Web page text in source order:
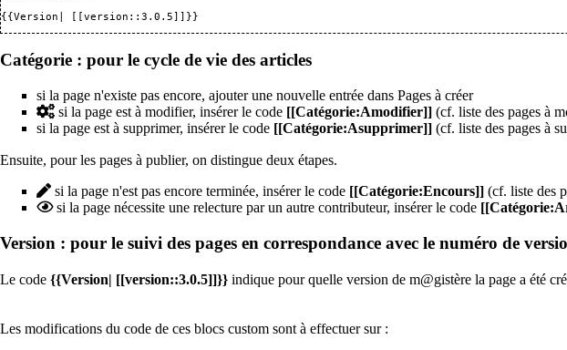
{{Version| [[version::3.0.5]]}}
Catégorie : pour le cycle de vie des articles
si la page n'existe pas encore, ajouter une nouvelle entrée dans Pages à créer
si la page est à modifier, insérer le code [[Catégorie:Amodifier]] (cf. liste des pages à
si la page est à supprimer, insérer le code [[Catégorie:Asupprimer]] (cf. liste des pages à
Ensuite, pour les pages à publier, on distingue deux étapes.
si la page n'est pas encore terminée, insérer le code [[Catégorie:Encours]] (cf. liste des
si la page nécessite une relecture par un autre contributeur, insérer le code
Version : pour le suivi des pages en correspondance avec le numéro de
Le code {{Version| [[version::3.0.5]]}} indique pour quelle version de m@gistère la page a été
Les modifications du code de ces blocs custom sont à effectuer sur :